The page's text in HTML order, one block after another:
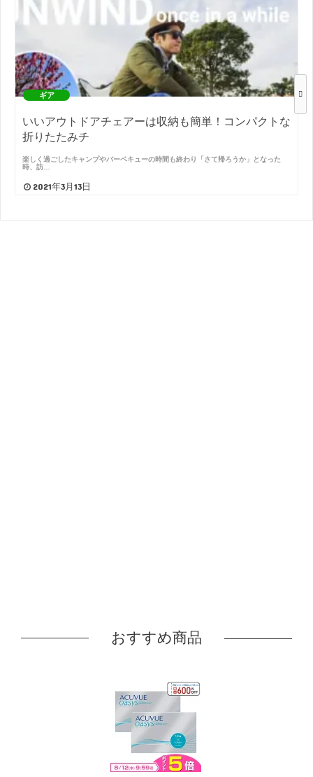
ギア
いいアウトドアチェアーは収納も簡単！コンパクトな
折りたたみチ
楽しく過ごしたキャンプやバーベキューの時間も終わり「さて帰ろうか」となった
時、訪…
2021年3月13日
おすすめ商品